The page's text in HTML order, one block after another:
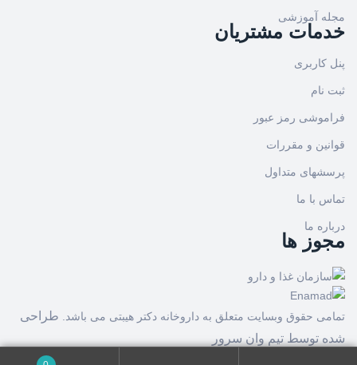
مجله آموزشی
خدمات مشتریان
پنل کاربری
ثبت نام
فراموشی رمز عبور
قوانین و مقررات
پرسشهای متداول
تماس با ما
درباره ما
مجوز ها
تمامی حقوق وبسایت متعلق به داروخانه دکتر هیبتی می باشد. طراحی
شده توسط تیم وان سرور